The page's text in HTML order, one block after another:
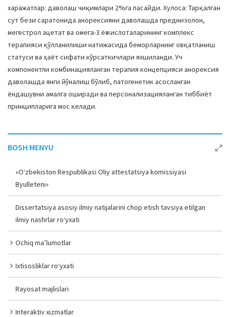
харажатлар: даволаш чиқимлари 2%га пасайди. Хулоса: Тарқалган
сут бези саратонида анорексияни даволашда преднизолон,
мегестрол ацетат ва омега-3 ёғ кислоталарининг комплекс
терапияси қўлланилиши натижасида беморларнинг овқатланиш
статуси ва ҳаёт сифати кўрсаткичлари яхшиланди. Уч
компонентли комбинацияланган терапия концепцияси анорексия
даволашда янги йўналиш бўлиб, патогенетик асосланган
ёндашувни амалга оширади ва персонализацияланган тиббиёт
принципларига мос келади.
BOSH MENYU
«O‘zbekiston Respublikasi Oliy attestatsiya komissiyasi
Byulleteni»
Dissertatsiya asosiy ilmiy natijalarini chop etish tavsiya etilgan
ilmiy nashrlar ro‘yxati
Ochiq ma’lumotlar
Ixtisosliklar ro‘yxati
Rayosat majlislari
Interaktiv xizmatlar